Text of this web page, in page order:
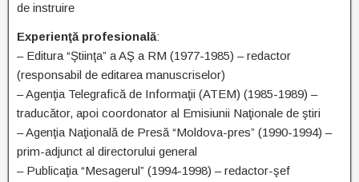
de instruire
Experienţă profesională:
– Editura “Ştiinţa” a AŞ a RM (1977-1985) – redactor
(responsabil de editarea manuscriselor)
– Agenţia Telegrafică de Informaţii (ATEM) (1985-1989) –
traducător, apoi coordonator al Emisiunii Naţionale de ştiri
– Agenţia Naţională de Presă “Moldova-pres” (1990-1994) –
prim-adjunct al directorului general
– Publicaţia “Mesagerul” (1994-1998) – redactor-şef